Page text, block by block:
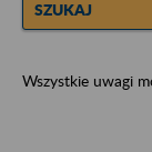
SZUKAJ
Wszystkie uwagi